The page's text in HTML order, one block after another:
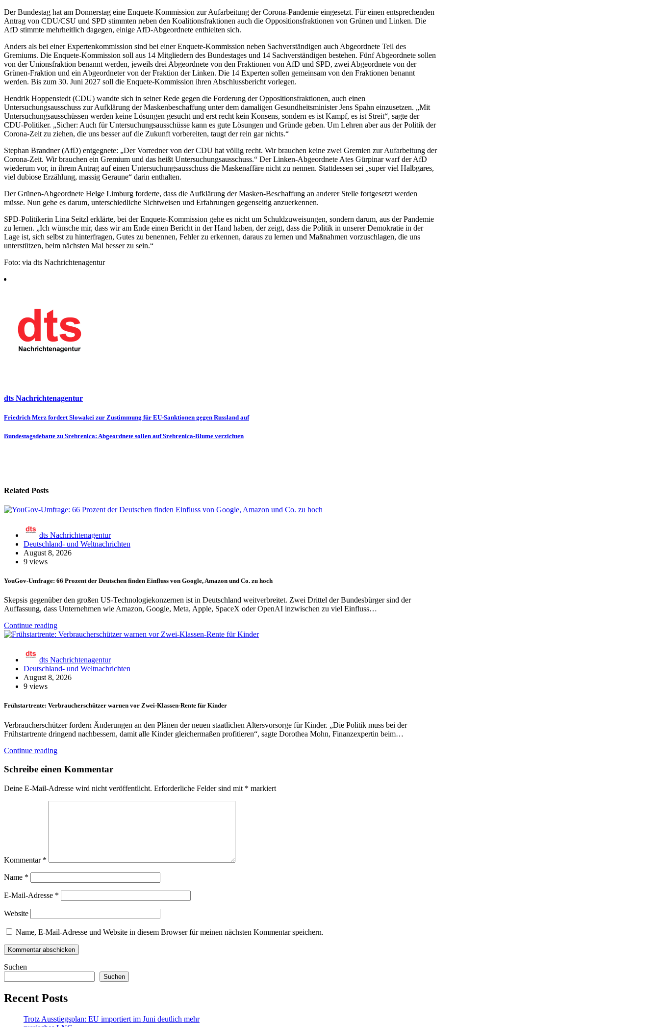
Der Bundestag hat am Donnerstag eine Enquete-Kommission zur Aufarbeitung der Corona-Pandemie eingesetzt. Für einen entsprechenden
Antrag von CDU/CSU und SPD stimmten neben den Koalitionsfraktionen auch die Oppositionsfraktionen von Grünen und Linken. Die
AfD stimmte mehrheitlich dagegen, einige AfD-Abgeordnete enthielten sich.
Anders als bei einer Expertenkommission sind bei einer Enquete-Kommission neben Sachverständigen auch Abgeordnete Teil des
Gremiums. Die Enquete-Kommission soll aus 14 Mitgliedern des Bundestages und 14 Sachverständigen bestehen. Fünf Abgeordnete sollen
von der Unionsfraktion benannt werden, jeweils drei Abgeordnete von den Fraktionen von AfD und SPD, zwei Abgeordnete von der
Grünen-Fraktion und ein Abgeordneter von der Fraktion der Linken. Die 14 Experten sollen gemeinsam von den Fraktionen benannt
werden. Bis zum 30. Juni 2027 soll die Enquete-Kommission ihren Abschlussbericht vorlegen.
Hendrik Hoppenstedt (CDU) wandte sich in seiner Rede gegen die Forderung der Oppositionsfraktionen, auch einen
Untersuchungsausschuss zur Aufklärung der Maskenbeschaffung unter dem damaligen Gesundheitsminister Jens Spahn einzusetzen. „Mit
Untersuchungsausschüssen werden keine Lösungen gesucht und erst recht kein Konsens, sondern es ist Kampf, es ist Streit“, sagte der
CDU-Politiker. „Sicher: Auch für Untersuchungsausschüsse kann es gute Lösungen und Gründe geben. Um Lehren aber aus der Politik der
Corona-Zeit zu ziehen, die uns besser auf die Zukunft vorbereiten, taugt der rein gar nichts.“
Stephan Brandner (AfD) entgegnete: „Der Vorredner von der CDU hat völlig recht. Wir brauchen keine zwei Gremien zur Aufarbeitung der
Corona-Zeit. Wir brauchen ein Gremium und das heißt Untersuchungsausschuss.“ Der Linken-Abgeordnete Ates Gürpinar warf der AfD
wiederum vor, in ihrem Antrag auf einen Untersuchungsausschuss die Maskenaffäre nicht zu nennen. Stattdessen sei „super viel Halbgares,
viel dubiose Erzählung, massig Geraune“ darin enthalten.
Der Grünen-Abgeordnete Helge Limburg forderte, dass die Aufklärung der Masken-Beschaffung an anderer Stelle fortgesetzt werden
müsse. Nun gehe es darum, unterschiedliche Sichtweisen und Erfahrungen gegenseitig anzuerkennen.
SPD-Politikerin Lina Seitzl erklärte, bei der Enquete-Kommission gehe es nicht um Schuldzuweisungen, sondern darum, aus der Pandemie
zu lernen. „Ich wünsche mir, dass wir am Ende einen Bericht in der Hand haben, der zeigt, dass die Politik in unserer Demokratie in der
Lage ist, sich selbst zu hinterfragen, Gutes zu benennen, Fehler zu erkennen, daraus zu lernen und Maßnahmen vorzuschlagen, die uns
unterstützen, beim nächsten Mal besser zu sein.“
Foto: via dts Nachrichtenagentur
dts Nachrichtenagentur
Beitragsnavigation
Friedrich Merz fordert Slowakei zur Zustimmung für EU-Sanktionen gegen Russland auf
Bundestagsdebatte zu Srebrenica: Abgeordnete sollen auf Srebrenica-Blume verzichten
Related Posts
dts Nachrichtenagentur
Deutschland- und Weltnachrichten
August 8, 2026
9 views
YouGov-Umfrage: 66 Prozent der Deutschen finden Einfluss von Google, Amazon und Co. zu hoch
Skepsis gegenüber den großen US-Technologiekonzernen ist in Deutschland weitverbreitet. Zwei Drittel der Bundesbürger sind der
Auffassung, dass Unternehmen wie Amazon, Google, Meta, Apple, SpaceX oder OpenAI inzwischen zu viel Einfluss…
Continue reading
dts Nachrichtenagentur
Deutschland- und Weltnachrichten
August 8, 2026
9 views
Frühstartrente: Verbraucherschützer warnen vor Zwei-Klassen-Rente für Kinder
Verbraucherschützer fordern Änderungen an den Plänen der neuen staatlichen Altersvorsorge für Kinder. „Die Politik muss bei der
Frühstartrente dringend nachbessern, damit alle Kinder gleichermaßen profitieren“, sagte Dorothea Mohn, Finanzexpertin beim…
Continue reading
Schreibe einen Kommentar
Deine E-Mail-Adresse wird nicht veröffentlicht. Erforderliche Felder sind mit * markiert
Kommentar *
Name *
E-Mail-Adresse *
Website
Name, E-Mail-Adresse und Website in diesem Browser für meinen nächsten Kommentar speichern.
Suchen
Suchen
Recent Posts
Trotz Ausstiegsplan: EU importiert im Juni deutlich mehr